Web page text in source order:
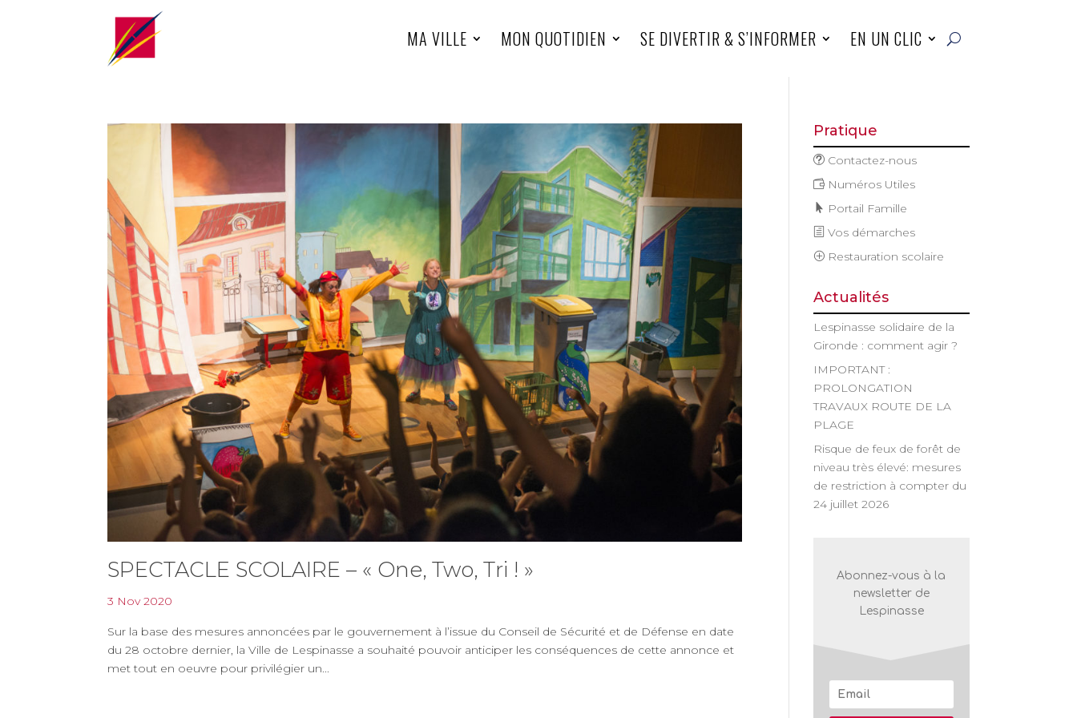
MA VILLE MON QUOTIDIEN SE DIVERTIR & S’INFORMER EN UN CLIC
SPECTACLE SCOLAIRE – « One, Two, Tri ! »
3 Nov 2020
Sur la base des mesures annoncées par le gouvernement à l’issue du Conseil de Sécurité et de Défense en date
du 28 octobre dernier, la Ville de Lespinasse a souhaité pouvoir anticiper les conséquences de cette annonce et
met tout en oeuvre pour privilégier un...
Pratique
Contactez-nous
Numéros Utiles
Portail Famille
Vos démarches
Restauration scolaire
Actualités
Lespinasse solidaire de la
Gironde : comment agir ?
IMPORTANT :
PROLONGATION
TRAVAUX ROUTE DE LA
PLAGE
Risque de feux de forêt de
niveau très élevé: mesures
de restriction à compter du
24 juillet 2026
Abonnez-vous à la
newsletter de
Lespinasse